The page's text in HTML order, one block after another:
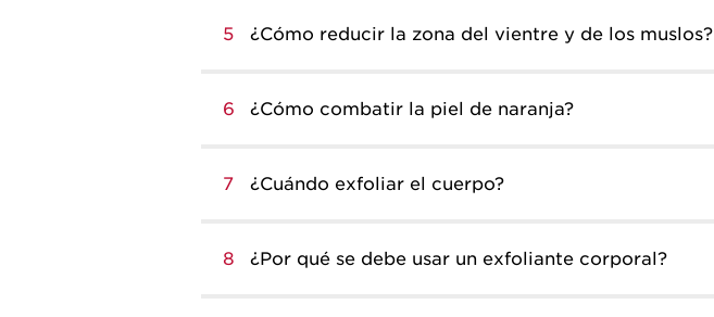
5 ¿Cómo reducir la zona del vientre y de los muslos?
6 ¿Cómo combatir la piel de naranja?
7 ¿Cuándo exfoliar el cuerpo?
8 ¿Por qué se debe usar un exfoliante corporal?